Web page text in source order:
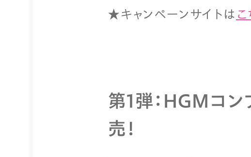
★キャンペーンサイトは こ
第1弾：HGMコ
売！